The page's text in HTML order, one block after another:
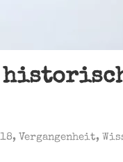
, Vergangenheit,